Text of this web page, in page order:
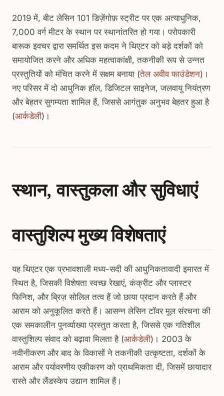
2019 में, बीट लेसिन 101 डिज़ेंगोफ़ स्ट्रीट पर एक अत्याधुनिक,
7,000 वर्ग मीटर के स्थान पर स्थानांतरित हो गया। परोपकारी
बारूक इवचर द्वारा समर्थित इस कदम ने थिएटर को बड़े दर्शकों को
समायोजित करने और अधिक महत्वाकांक्षी, तकनीकी रूप से उन्नत
प्रस्तुतियों को मंचित करने में सक्षम बनाया (तेल अवीव फाउंडेशन)।
नए परिसर में दो आधुनिक हॉल, डिजिटल साइनेज, जलवायु नियंत्रण
और बेहतर सुगम्यता शामिल हैं, जिससे आगंतुक अनुभव बेहतर हुआ है
(आर्कडेली)।
स्थान, वास्तुकला और सुविधाएं
वास्तुशिल्प मुख्य विशेषताएं
यह थिएटर एक प्रभावशाली मध्य-सदी की आधुनिकतावादी इमारत में
स्थित है, जिसकी विशेषता स्वच्छ रेखाएं, कंक्रीट और प्लास्टर
फिनिश, और ब्रिज़ सोलिल तत्व हैं जो छाया प्रदान करते हैं और
आराम को अनुकूलित करते हैं। आसन्न लेसिन टॉवर मूल संरचना की
एक समकालीन पुनर्व्याख्या प्रस्तुत करता है, जिससे एक गतिशील
वास्तुशिल्प संवाद को बढ़ावा मिलता है (आर्कडेली)। 2003 के
नवीनीकरण और बाद के विकासों ने तकनीकी उत्कृष्टता, दर्शकों के
आराम और पर्यावरणीय एकीकरण को प्राथमिकता दी, जिसमें छायादार
रास्ते और लैंडस्केप उद्यान शामिल हैं।